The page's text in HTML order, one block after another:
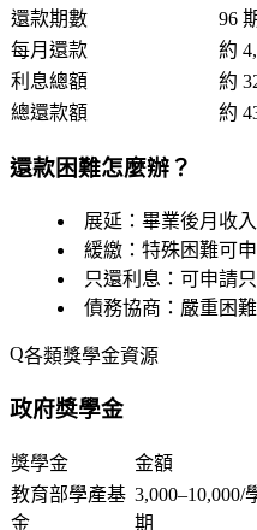
還款期數
96
每月還款
約
利息總額
約
總還款額
約
還款困難怎麼辦？
展延 ：畢業後月收
緩繳 ：特殊困難可
只還利息 ：可申請
債務協商 ：嚴重困
各類獎學金資源
政府獎學金
獎學金 金額
教育部學產基
金
3,000–10,000/
期